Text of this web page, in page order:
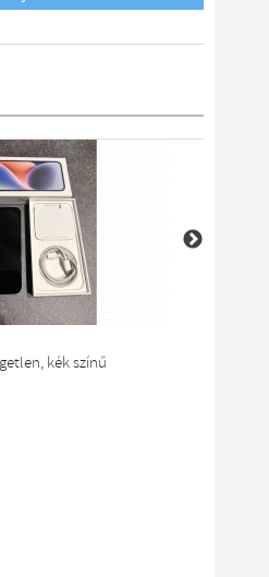
kék színű